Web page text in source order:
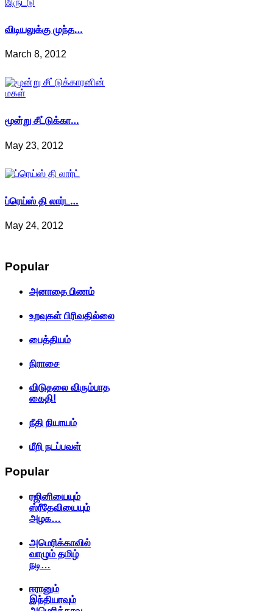
விடியலுக்கு முந்த…
March 8, 2012
மூன்று சீட்டுக்கா…
May 23, 2012
ப்ரெய்ஸ் தி லார்ட…
May 24, 2012
Popular
அனாதை பிணம்
உறவுகள் பிரிவதில்லை
பைத்தியம்
நிராசை
விடுதலை விரும்பாத
கைதி!
நீதி நியாயம்
மீறி நடப்பவள்
Popular
ரஜினியையும்
ஸ்ரீதேவியையும்
அழக…
அமெரிக்காவில்
வாழும் தமிழ்
நடி…
ஈரானும்
இந்தியாவும்